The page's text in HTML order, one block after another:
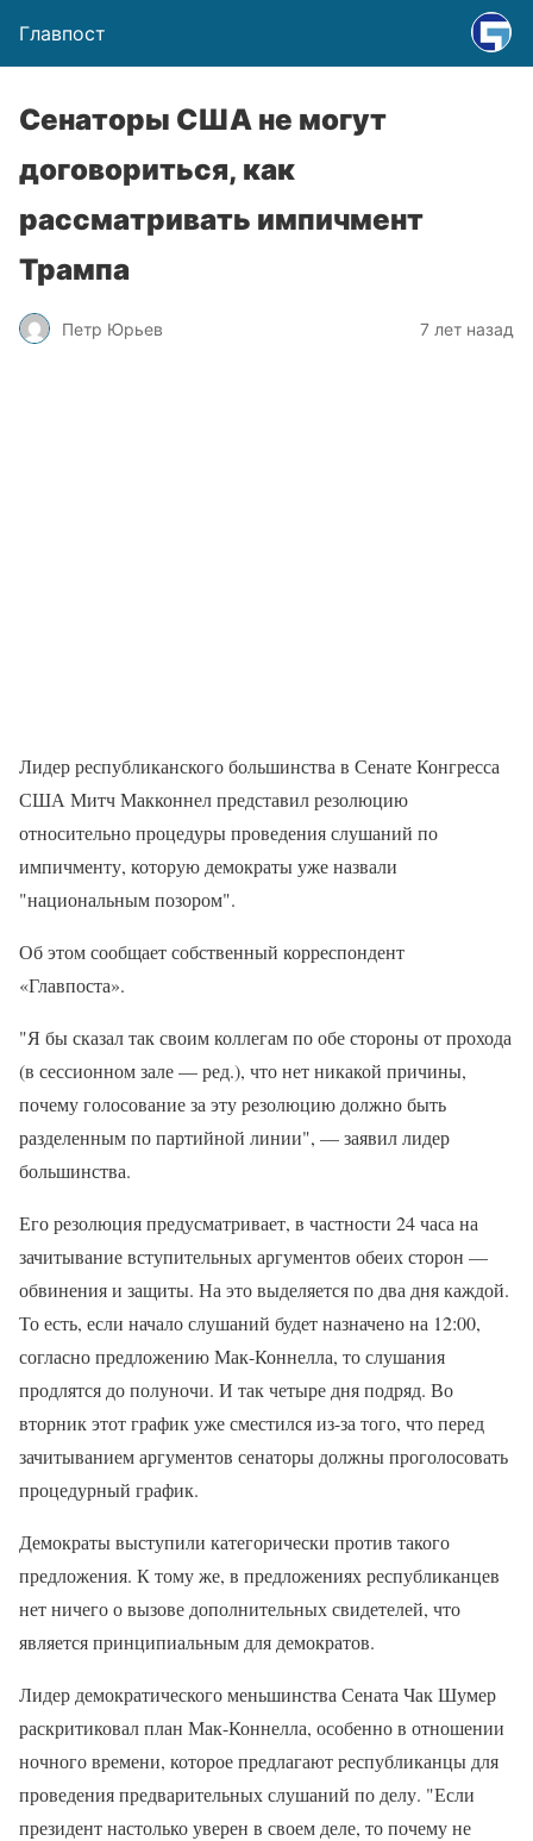
Главпост
Сенаторы США не могут
договориться, как
рассматривать импичмент
Трампа
Петр Юрьев 7 лет назад
Лидер республиканского большинства в Сенате Конгресса
США Митч Макконнел представил резолюцию
относительно процедуры проведения слушаний по
импичменту, которую демократы уже назвали
"национальным позором".
Об этом сообщает собственный корреспондент
«Главпоста».
"Я бы сказал так своим коллегам по обе стороны от прохода
(в сессионном зале — ред.), что нет никакой причины,
почему голосование за эту резолюцию должно быть
разделенным по партийной линии", — заявил лидер
большинства.
Его резолюция предусматривает, в частности 24 часа на
зачитывание вступительных аргументов обеих сторон —
обвинения и защиты. На это выделяется по два дня каждой.
То есть, если начало слушаний будет назначено на 12:00,
согласно предложению Мак-Коннелла, то слушания
продлятся до полуночи. И так четыре дня подряд. Во
вторник этот график уже сместился из-за того, что перед
зачитыванием аргументов сенаторы должны проголосовать
процедурный график.
Демократы выступили категорически против такого
предложения. К тому же, в предложениях республиканцев
нет ничего о вызове дополнительных свидетелей, что
является принципиальным для демократов.
Лидер демократического меньшинства Сената Чак Шумер
раскритиковал план Мак-Коннелла, особенно в отношении
ночного времени, которое предлагают республиканцы для
проведения предварительных слушаний по делу. "Если
президент настолько уверен в своем деле, то почему не